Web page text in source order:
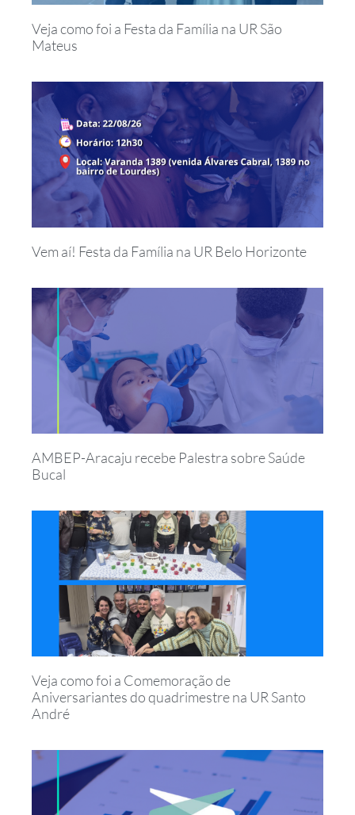
Veja como foi a Festa da Família na UR São
Mateus
Vem aí! Festa da Família na UR Belo Horizonte
AMBEP-Aracaju recebe Palestra sobre Saúde
Bucal
Veja como foi a Comemoração de
Aniversariantes do quadrimestre na UR Santo
André